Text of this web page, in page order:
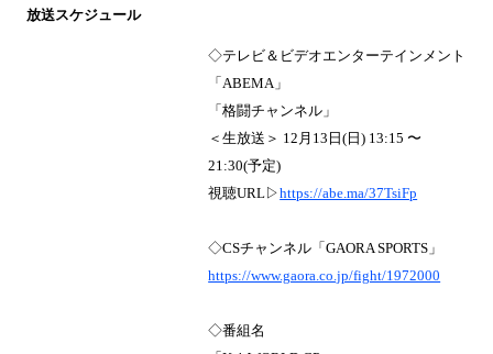
放送スケジュール
◇テレビ＆ビデオエンターテインメント
「ABEMA」
「格闘チャンネル」
＜生放送＞ 12月13日(日) 13:15 〜
21:30(予定)
視聴URL▷https://abe.ma/37TsiFp
◇CSチャンネル「GAORA SPORTS」
https://www.gaora.co.jp/fight/1972000
◇番組名